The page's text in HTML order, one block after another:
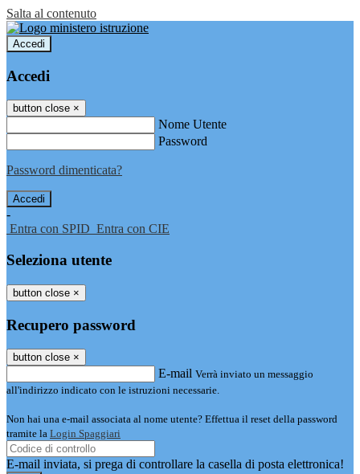
Salta al contenuto
Accedi
Accedi
button close ×
Nome Utente
Password
Password dimenticata?
-
Entra con SPID Entra con CIE
Seleziona utente
button close ×
Recupero password
button close ×
E-mail Verrà inviato un messaggio
all'indirizzo indicato con le istruzioni necessarie.
Non hai una e-mail associata al nome utente? Effettua il reset della password
tramite la Login Spaggiari
E-mail inviata, si prega di controllare la casella di posta elettronica!